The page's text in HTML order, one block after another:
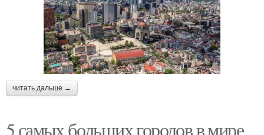
читать дальше →
5 самых больших городов в мире